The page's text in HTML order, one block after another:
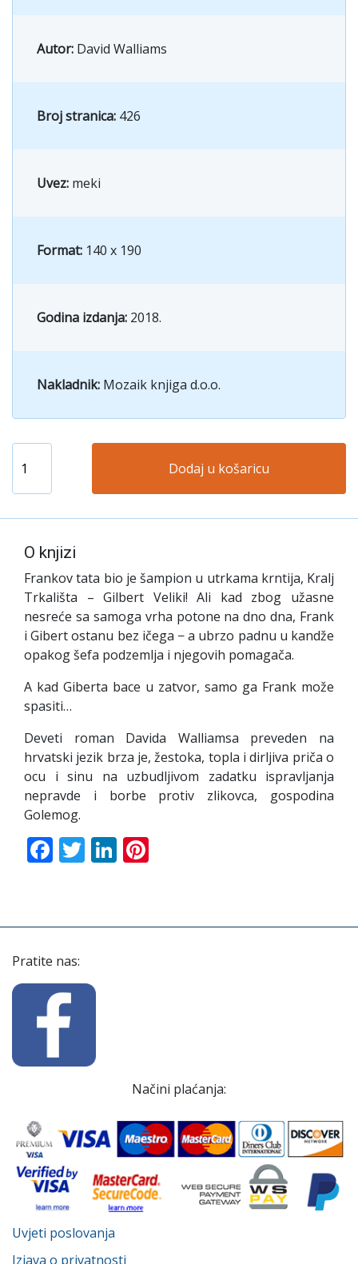
Autor: David Walliams
Broj stranica: 426
Uvez: meki
Format: 140 x 190
Godina izdanja: 2018.
Nakladnik: Mozaik knjiga d.o.o.
Dodaj u košaricu
O knjizi
Frankov tata bio je šampion u utrkama krntija, Kralj
Trkališta – Gilbert Veliki! Ali kad zbog užasne
nesreće sa samoga vrha potone na dno dna, Frank
i Gibert ostanu bez ičega − a ubrzo padnu u kandže
opakog šefa podzemlja i njegovih pomagača.
A kad Giberta bace u zatvor, samo ga Frank može
spasiti…
Deveti roman Davida Walliamsa preveden na
hrvatski jezik brza je, žestoka, topla i dirljiva priča o
ocu i sinu na uzbudljivom zadatku ispravljanja
nepravde i borbe protiv zlikovca, gospodina
Golemog.
Facebook
TwitterLinkedIn
Pratite nas:
Načini plaćanja:
Uvjeti poslovanja
Izjava o privatnosti